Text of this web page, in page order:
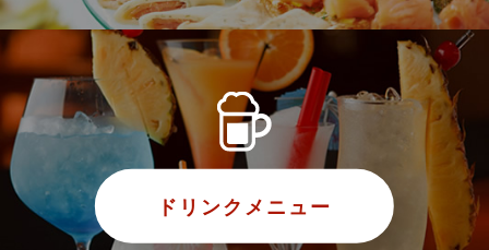
ドリンクメニュー